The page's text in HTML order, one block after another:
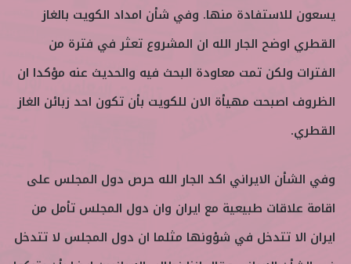
يسعون للاستفادة منها. وفي شأن امداد الكويت بالغاز
القطري اوضح الجار الله ان المشروع تعثر في فترة من
الفترات ولكن تمت معاودة البحث فيه والحديث عنه مؤكدا ان
الظروف اصبحت مهيأة الان للكويت بأن تكون احد زبائن الغاز
القطري.
وفي الشأن الايراني اكد الجار الله حرص دول المجلس على
اقامة علاقات طبيعية مع ايران وان دول المجلس تأمل من
ايران الا تتدخل في شؤونها مثلما ان دول المجلس لا تتدخل